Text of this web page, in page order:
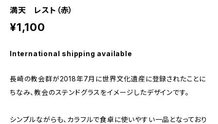
満天 レスト（赤）
¥1,100
International shipping available
長崎の教会群が2018年7月に世界文化遺産に登録されたことに
ちなみ、教会のステンドグラスをイメージしたデザインです。
シンプルながらも、カラフルで食卓に使いやすい一品となっており